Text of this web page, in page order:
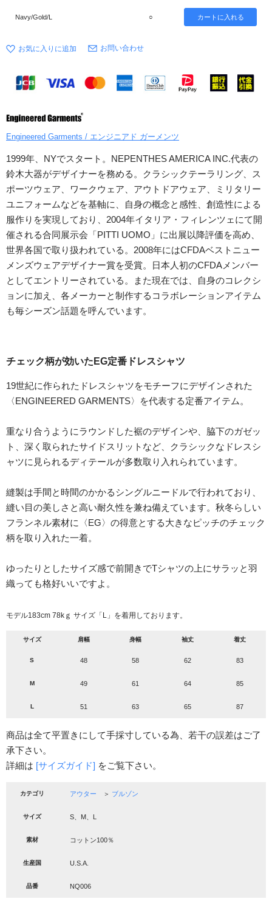
Navy/Gold/L ○
お問い合わせ
Engineered Garments / エンジニアド ガーメンツ
1999年、NYでスタート。NEPENTHES AMERICA INC.代表の
鈴木大器がデザイナーを務める。クラシックテーラリング、ス
ポーツウェア、ワークウェア、アウトドアウェア、ミリタリー
ユニフォームなどを基軸に、自身の概念と感性、創造性による
服作りを実現しており、2004年イタリア・フィレンツェにて開
催される合同展示会「PITTI UOMO」に出展以降評価を高め、
世界各国で取り扱われている。2008年にはCFDAベストニュー
メンズウェアデザイナー賞を受賞。日本人初のCFDAメンバー
としてエントリーされている。また現在では、自身のコレクシ
ョンに加え、各メーカーと制作するコラボレーションアイテム
も毎シーズン話題を呼んでいます。
チェック柄が効いたEG定番ドレスシャツ
19世紀に作られたドレスシャツをモチーフにデザインされた
〈ENGINEERED GARMENTS〉を代表する定番アイテム。
重なり合うようにラウンドした裾のデザインや、脇下のガゼッ
ト、深く取られたサイドスリットなど、クラシックなドレスシ
ャツに見られるディテールが多数取り入れられています。
縫製は手間と時間のかかるシングルニードルで行われており、
縫い目の美しさと高い耐久性を兼ね備えています。秋冬らしい
フランネル素材に〈EG〉の得意とする大きなピッチのチェック
柄を取り入れた一着。
ゆったりとしたサイズ感で前開きでTシャツの上にサラッと羽
織っても格好いいですよ。
モデル183cm 78kｇ サイズ「L」を着用しております。
サイズ 肩幅 身幅 袖丈 着丈
S 48 58 62 83
M 49 61 64 85
L 51 63 65 87
商品は全て平置きにして手採寸している為、若干の誤差はご了
承下さい。
詳細は [サイズガイド] をご覧下さい。
カテゴリ アウター ＞ ブルゾン
サイズ S、M、L
素材 コットン100％
生産国 U.S.A.
品番 NQ006